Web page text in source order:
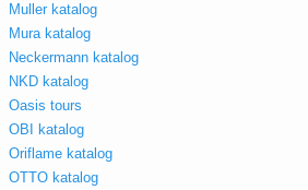
Muller katalog
Mura katalog
Neckermann katalog
NKD katalog
Oasis tours
OBI katalog
Oriflame katalog
OTTO katalog